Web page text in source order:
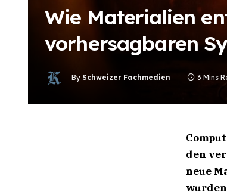
Wie Materialien
vorhersagbaren
By Schweizer Fachmedien 3 Mins
den
neue